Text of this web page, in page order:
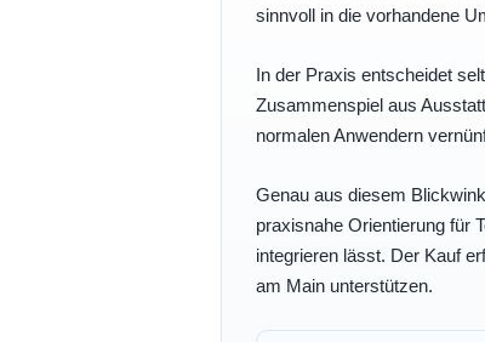
sinnvoll in die vorhandene
In der Praxis entscheidet
Zusammenspiel aus
normalen Anwendern
Genau aus diesem
praxisnahe Orientierung für
integrieren lässt. Der Kauf
am Main unterstützen.